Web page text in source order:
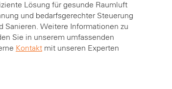
Lösung für gesunde Raumluft
und bedarfsgerechter Steuerung
Sanieren. Weitere Informationen zu
Sie in unserem umfassenden
Kontakt mit unseren Experten